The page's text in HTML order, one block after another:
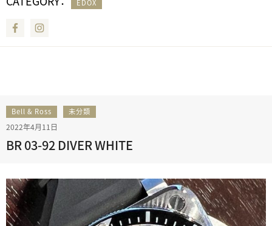
EDOX
Facebook
Bell & Ross 未分類
2022年4月11日
BR 03-92 DIVER WHITE